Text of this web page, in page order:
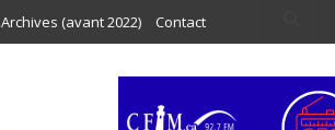
Archives (avant 2022) Contact